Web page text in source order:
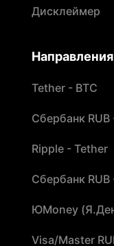
Дисклеймер
Tether - BTC
Сбербанк RUB
Ripple - Tether
Сбербанк RUB
ЮMoney
Visa/Master